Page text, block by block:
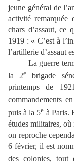
jeune général de
activité remarquée
chars d’assaut,
1919 : « C’est à
l’artillerie d’assaut
La guerre
la 2e brigade
printemps de
commandements
puis à la 5e à Paris.
études militaires, où
on reproche
6 février, il est
des colonies, tout